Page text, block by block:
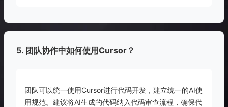
5. 团队协作中如何使用Cursor？
团队可以统一使用Cursor进行代码开发，建立统一的AI使
用规范。建议将AI生成的代码纳入代码审查流程，确保代